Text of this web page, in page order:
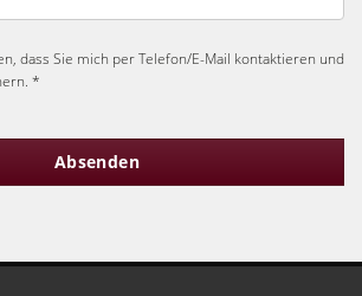
dass Sie mich per Telefon/E-Mail kontaktieren und
*
Absenden